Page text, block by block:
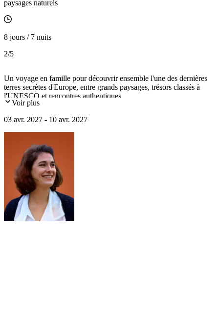
paysages naturels
8 jours / 7 nuits
2/5
Un voyage en famille pour découvrir ensemble l'une des dernières
terres secrètes d'Europe, entre grands paysages, trésors classés à
l'UNESCO et rencontres authentiques.
Voir plus
03 avr. 2027 - 10 avr. 2027